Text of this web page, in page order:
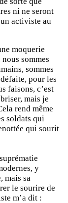
ni ne seront
activiste au
moquerie
sommes
sommes
pour les
faisons, c’est
mais je
rend même
soldats qui
qui sourit
y
mais sa
le sourire de
m’a dit :